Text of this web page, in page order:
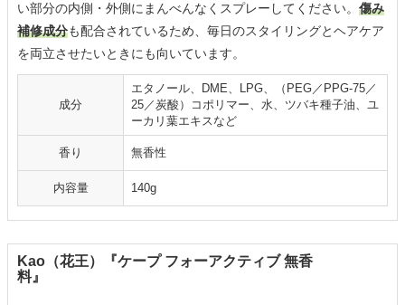
い部分の内側・外側にまんべんなくスプレーしてください。 傷み
補修成分も配合されているため、毎日のスタイリングとヘアケア
を両立させたいときにも向いています。
成分
エタノール、DME、LPG、（PEG／PPG-75／
25／炭酸）コポリマー、水、ツバキ種子油、ユ
ーカリ葉エキスなど
香り 無香性
内容量 140g
Kao（花王）『ケープ フォーアクティブ 無香
料』